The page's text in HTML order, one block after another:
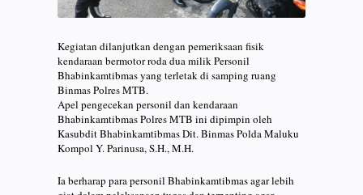
Kegiatan dilanjutkan dengan pemeriksaan fisik
kendaraan bermotor roda dua milik Personil
Bhabinkamtibmas yang terletak di samping ruang
Binmas Polres MTB.
Apel pengecekan personil dan kendaraan
Bhabinkamtibmas Polres MTB ini dipimpin oleh
Kasubdit Bhabinkamtibmas Dit. Binmas Polda Maluku
Kompol Y. Parinusa, S.H., M.H.
Ia berharap para personil Bhabinkamtibmas agar lebih